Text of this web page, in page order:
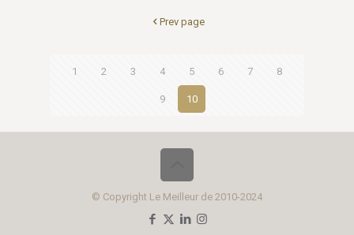
Prev page
1 2 3 4 5 6 7 8
9 10
© Copyright Le Meilleur de 2010-2024